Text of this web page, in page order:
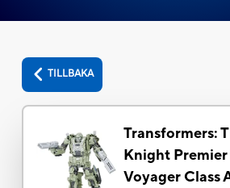
TILLBAKA
Transformers:
Knight
Voyager Class